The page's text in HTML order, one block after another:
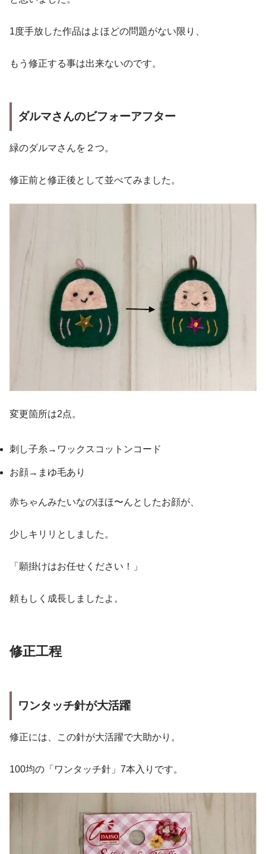
1度手放した作品はよほどの問題がない限り、
もう修正する事は出来ないのです。
ダルマさんのビフォーアフター
緑のダルマさんを２つ。
修正前と修正後として並べてみました。
変更箇所は2点。
刺し子糸→ワックスコットンコード
お顔→まゆ毛あり
赤ちゃんみたいなのほほ〜んとしたお顔が、
少しキリリとしました。
「願掛けはお任せください！」
頼もしく成長しましたよ。
修正工程
ワンタッチ針が大活躍
修正には、この針が大活躍で大助かり。
100均の「ワンタッチ針」7本入りです。